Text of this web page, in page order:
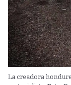
La creadora